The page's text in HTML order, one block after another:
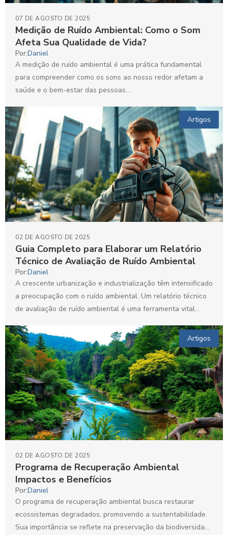
Medição de Ruído Ambiental: Como o Som
Afeta Sua Qualidade de Vida?
07 DE AGOSTO DE 2025
Por:Daniel
A medição de ruído ambiental é uma prática fundamental
para compreender como os sons ao nosso redor afetam a
saúde e o bem-estar das pessoas....
Artigos
Guia Completo para Elaborar um Relatório
Técnico de Avaliação de Ruído Ambiental
02 DE AGOSTO DE 2025
Por:Daniel
A crescente urbanização e industrialização têm intensificado
a preocupação com o ruído ambiental. Um relatório técnico
de avaliação de ruído ambiental é uma ferramenta vital...
Artigos
Programa de Recuperação Ambiental
Impactos e Benefícios
02 DE AGOSTO DE 2025
Por:Daniel
O programa de recuperação ambiental busca restaurar
ecossistemas degradados, promovendo a sustentabilidade.
Sua importância se reflete na preservação da biodiversidade